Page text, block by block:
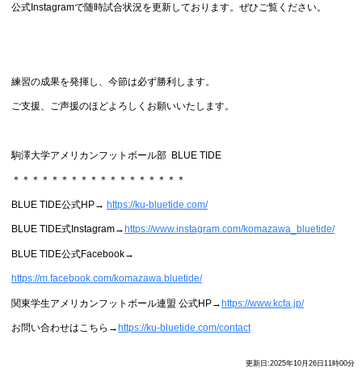
公式Instagramで随時試合状況を更新しております。ぜひご覧ください。
練習の成果を発揮し、今節は必ず勝利します。
ご支援、ご声援のほどよろしくお願いいたします。
駒澤大学アメリカンフットボール部 BLUE TIDE
＊＊＊＊＊＊＊＊＊＊＊＊＊＊＊＊＊＊
BLUE TIDE公式HP→ https://ku-bluetide.com/
BLUE TIDE式Instagram→ https://www.instagram.com/komazawa_bluetide/
BLUE TIDE公式Facebook→
https://m.facebook.com/komazawa.bluetide/
関東学生アメリカンフットボール連盟 公式HP→https://www.kcfa.jp/
お問い合わせはこちら→ https://ku-bluetide.com/contact
更新日:2025年10月26日11時00分